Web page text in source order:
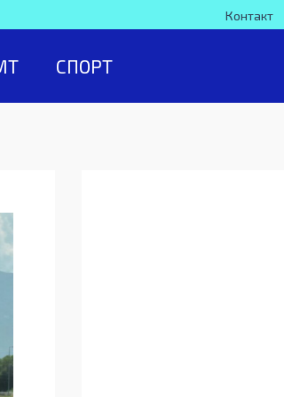
Контакт
СПОРТ